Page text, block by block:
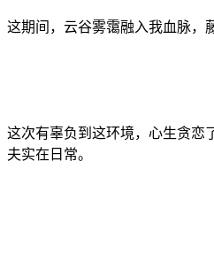
这期间，云谷雾霭融入我血脉，
这次有辜负到这环境，心生贪恋
夫实在日常。